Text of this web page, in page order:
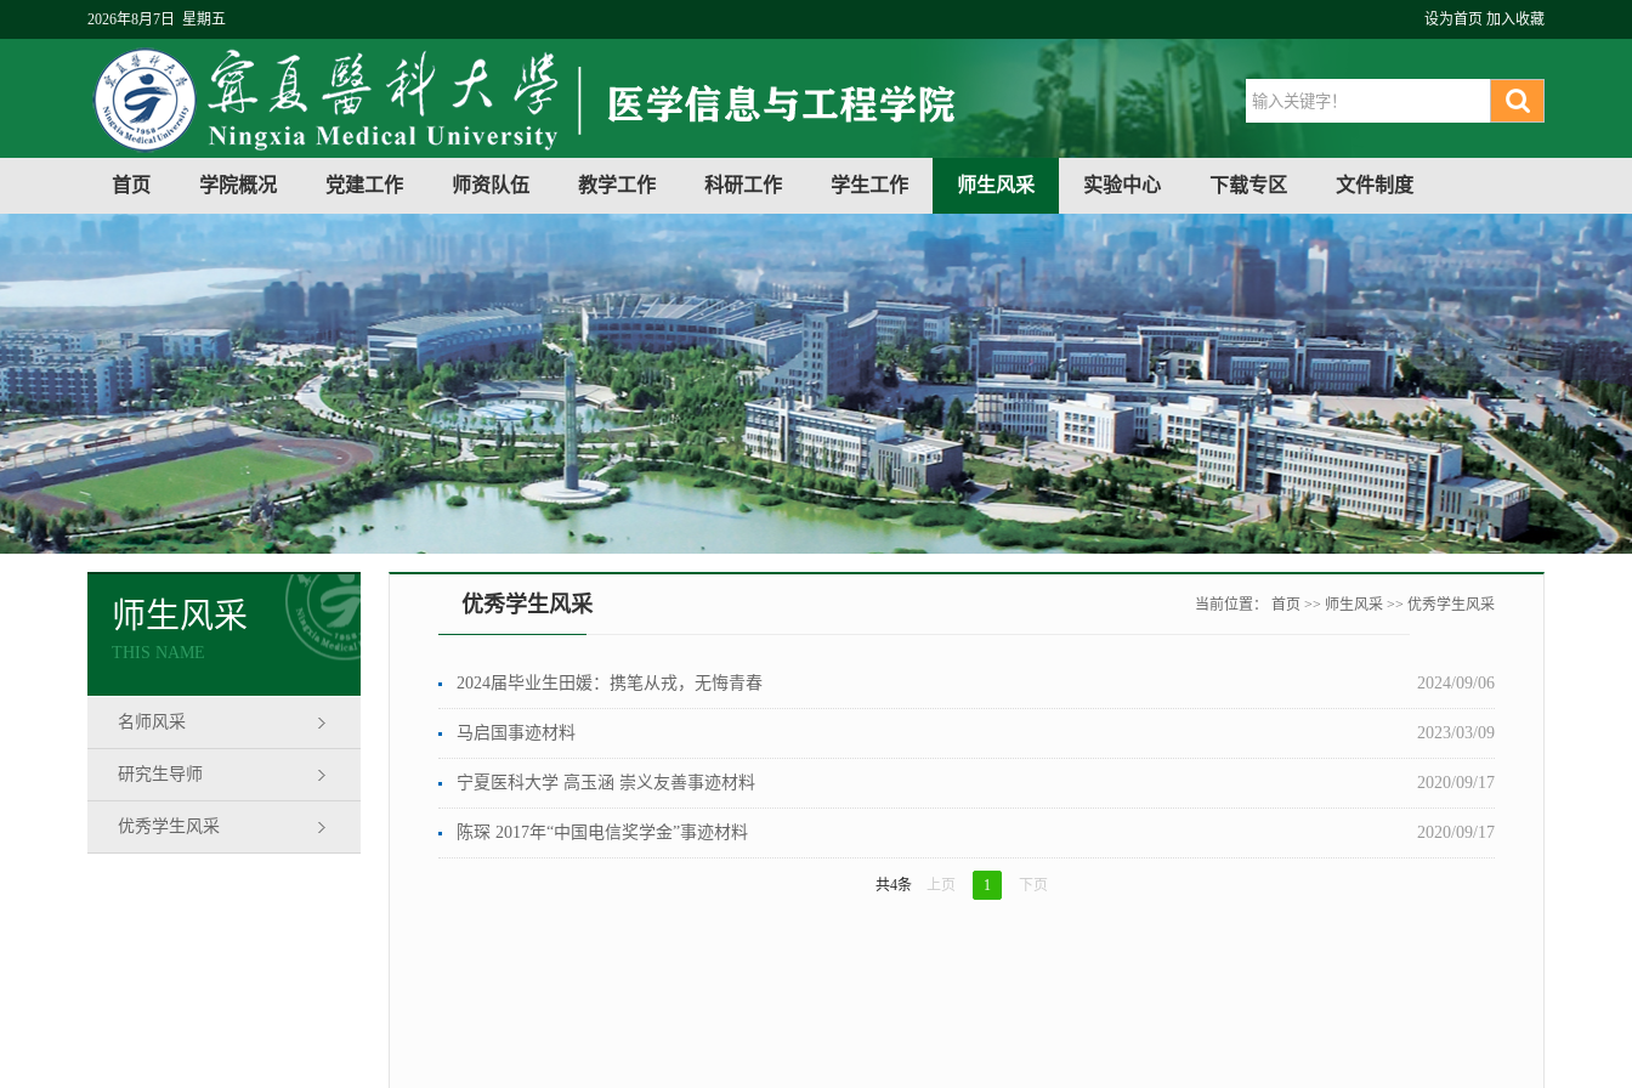
2026年8月7日 星期五 设为首页 加入收藏
首页 学院概况 党建工作 师资队伍 教学工作 科研工作 学生工作 师生风采 实验中心 下载专区 文件制度
师生风采
THIS NAME
名师风采
研究生导师
优秀学生风采
优秀学生风采 当前位置： 首页 >> 师生风采 >> 优秀学生风采
2024/09/06
2024届毕业生田媛：携笔从戎，无悔青春
2023/03/09
马启国事迹材料
2020/09/17
宁夏医科大学 高玉涵 崇义友善事迹材料
2020/09/17
陈琛 2017年“中国电信奖学金”事迹材料
共4条 上页 1 下页